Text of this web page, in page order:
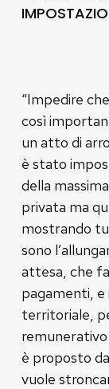
“Impedire
così
un atto di
è stato
della
privata ma
mostrando
sono
attesa, che
pagamenti,
territoriale,
è proposto
vuole